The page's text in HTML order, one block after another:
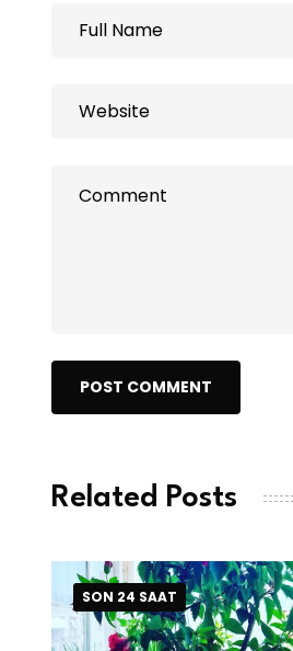
POST COMMENT
Related Posts
SON 24 SAAT